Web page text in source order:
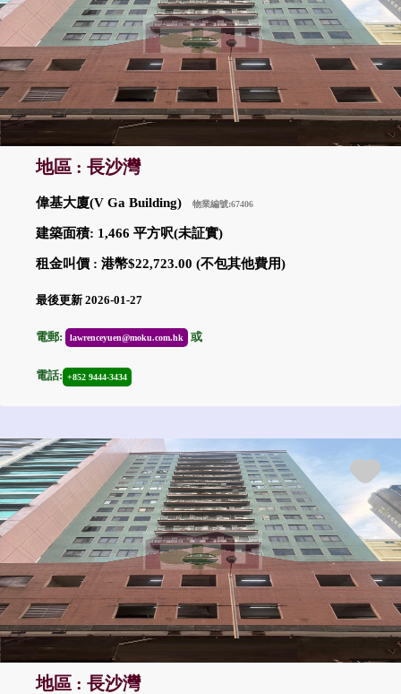
地區 : 長沙灣
偉基大廈(V Ga Building) 物業編號:67406
建築面積: 1,466 平方呎(未証實)
租金叫價 : 港幣$22,723.00 (不包其他費用)
最後更新 2026-01-27
電郵: lawrenceyuen@moku.com.hk 或
電話: +852 9444-3434
地區 : 長沙灣